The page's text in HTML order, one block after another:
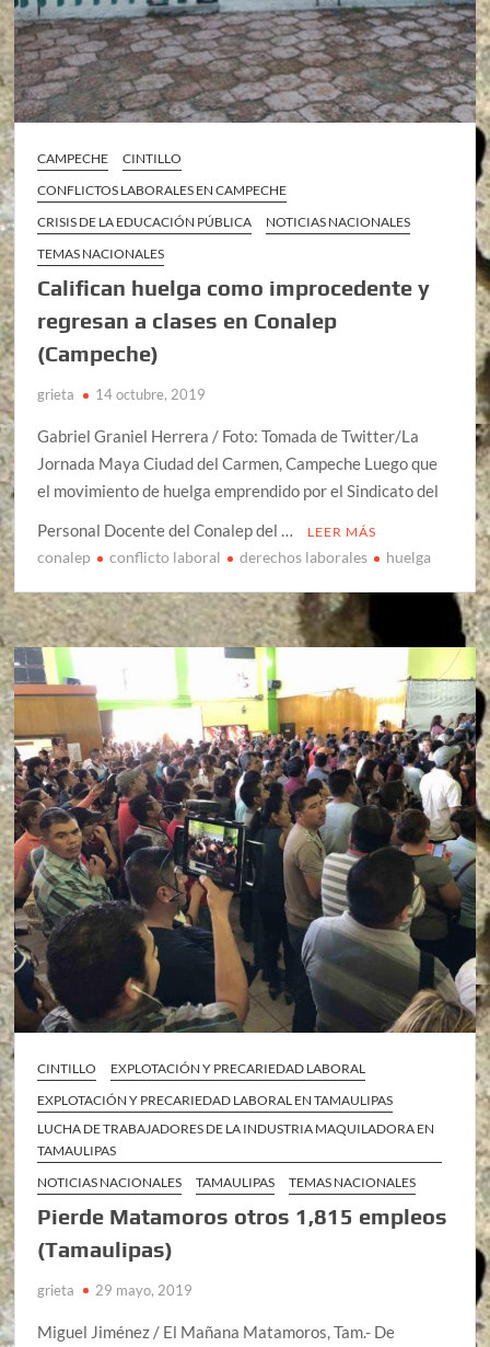
CAMPECHE
CINTILLO
CONFLICTOS LABORALES EN CAMPECHE
CRISIS DE LA EDUCACIÓN PÚBLICA
NOTICIAS NACIONALES
TEMAS NACIONALES
Califican huelga como improcedente y
regresan a clases en Conalep
(Campeche)
grieta 14 octubre, 2019
Gabriel Graniel Herrera / Foto: Tomada de Twitter/La
Jornada Maya Ciudad del Carmen, Campeche Luego que
el movimiento de huelga emprendido por el Sindicato del
Personal Docente del Conalep del …
LEER MÁS
conalep conflicto laboral derechos laborales huelga
CINTILLO
EXPLOTACIÓN Y PRECARIEDAD LABORAL
EXPLOTACIÓN Y PRECARIEDAD LABORAL EN TAMAULIPAS
LUCHA DE TRABAJADORES DE LA INDUSTRIA MAQUILADORA EN
TAMAULIPAS
NOTICIAS NACIONALES
TAMAULIPAS TEMAS NACIONALES
Pierde Matamoros otros 1,815 empleos
(Tamaulipas)
grieta 29 mayo, 2019
Miguel Jiménez / El Mañana Matamoros, Tam.- De